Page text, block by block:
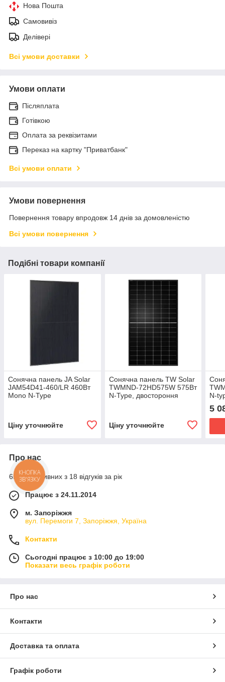
Нова Пошта
Самовивіз
Делівері
Всі умови доставки
Умови оплати
Післяплата
Готівкою
Оплата за реквізитами
Переказ на картку "Приватбанк"
Всі умови оплати
Умови повернення
Повернення товару впродовж 14 днів за домовленістю
Всі умови повернення
Подібні товари компанії
Сонячна панель JA Solar
JAM54D41-460/LR 460Вт
Mono N-Type
Ціну уточнюйте
Сонячна панель TW Solar
TWMND-72HD575W 575Вт
N-Type, двостороння
Ціну уточнюйте
N-
5
Про нас
65% позитивних з 18 відгуків за рік
Працює з 24.11.2014
м. Запоріжжя
вул. Перемоги 7, Запоріжжя, Україна
Контакти
Сьогодні працює з 10:00 до 19:00
Показати весь графік роботи
Про нас
Контакти
Доставка та оплата
Графік роботи
КНОПКА
ЗВ'ЯЗКУ